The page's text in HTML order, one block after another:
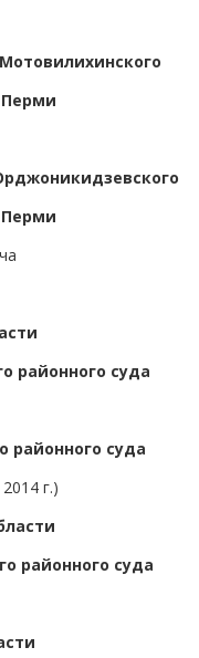
Перми
Перми
районного суда
районного суда
г.)
районного суда